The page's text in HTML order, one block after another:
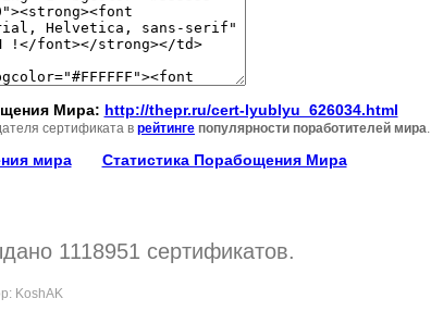
Мира: http://thepr.ru/cert-lyublyu_626034.html
сертификата в рейтинге популярности поработителей мира.
мира Статистика Порабощения Мира
1118951 сертификатов.
KoshAK